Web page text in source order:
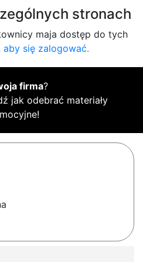
stronach
maja dostęp do tych
aby się zalogować.
firma?
jak odebrać materiały